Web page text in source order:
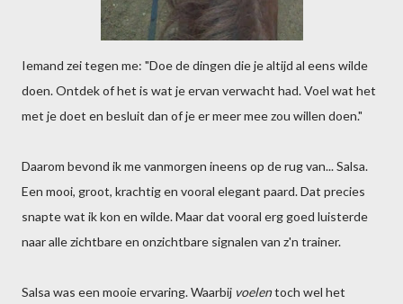
Iemand zei tegen me: "Doe de dingen die je altijd al eens wilde
doen. Ontdek of het is wat je ervan verwacht had. Voel wat het
met je doet en besluit dan of je er meer mee zou willen doen."
Daarom bevond ik me vanmorgen ineens op de rug van... Salsa.
Een mooi, groot, krachtig en vooral elegant paard. Dat precies
snapte wat ik kon en wilde. Maar dat vooral erg goed luisterde
naar alle zichtbare en onzichtbare signalen van z'n trainer.
Salsa was een mooie ervaring. Waarbij voelentoch wel het